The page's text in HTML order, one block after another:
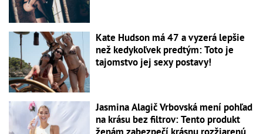
Kate Hudson má 47 a vyzerá lepšie
než kedykoľvek predtým: Toto je
tajomstvo jej sexy postavy!
Jasmina Alagič Vrbovská mení pohľad
na krásu bez filtrov: Tento produkt